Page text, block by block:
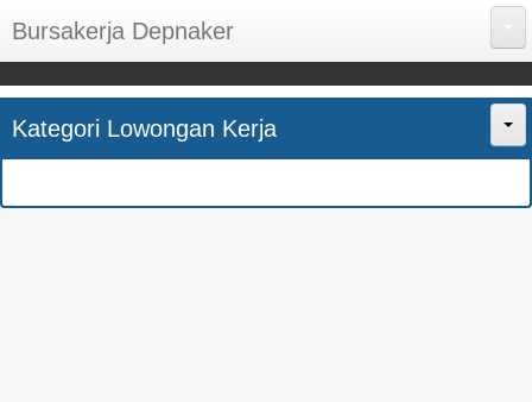
Bursakerja Depnaker
About Me
Disclaimer
Kategori Lowongan Kerja